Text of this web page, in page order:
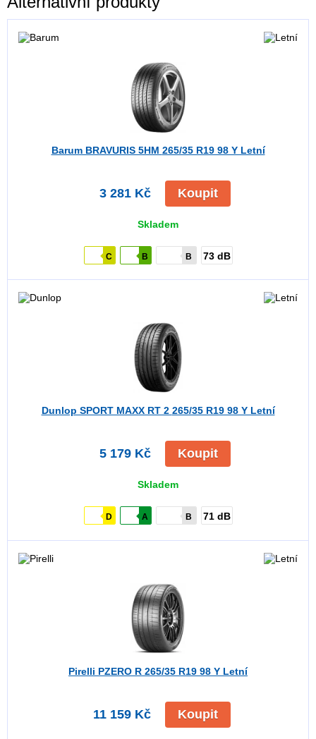
Barum BRAVURIS 5HM 265/35 R19 98 Y Letní
3 281 Kč Koupit
Skladem
C B B 73 dB
Dunlop SPORT MAXX RT 2 265/35 R19 98 Y Letní
5 179 Kč Koupit
Skladem
D A B 71 dB
Pirelli PZERO R 265/35 R19 98 Y Letní
11 159 Kč Koupit